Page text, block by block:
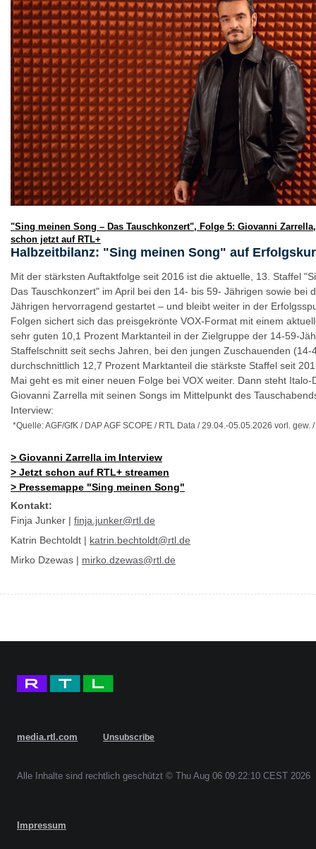
"Sing meinen Song – Das Tauschkonzert", Folge 5: Giovanni
schon jetzt auf RTL+
Halbzeitbilanz: "Sing meinen Song" auf
Mit der stärksten Auftaktfolge seit 2016 ist die aktuelle, 13. Staffel
Das Tauschkonzert" im April bei den 14- bis 59- Jährigen sowie bei
Jährigen hervorragend gestartet – und bleibt weiter in der
Folgen sichert sich das preisgekrönte VOX-Format mit einem
sehr guten 10,1 Prozent Marktanteil in der Zielgruppe der 14-59-
Staffelschnitt seit sechs Jahren, bei den jungen Zuschauenden (14-
durchschnittlich 12,7 Prozent Marktanteil die stärkste Staffel seit
Mai geht es mit einer neuen Folge bei VOX weiter. Dann steht Italo-
Giovanni Zarrella mit seinen Songs im Mittelpunkt des
Interview:
*Quelle: AGF/GfK / DAP AGF SCOPE / RTL Data / 29.04.-05.05.2026 vorl. gew.
> Giovanni Zarrella im Interview
> Jetzt schon auf RTL+ streamen
> Pressemappe "Sing meinen Song"
Kontakt:
Finja Junker | finja.junker@rtl.de
Katrin Bechtoldt | katrin.bechtoldt@rtl.de
Mirko Dzewas | mirko.dzewas@rtl.de
media.rtl.com Unsubscribe
Alle Inhalte sind rechtlich geschützt © Thu Aug 06 09:22:10 CEST 2026
Impressum